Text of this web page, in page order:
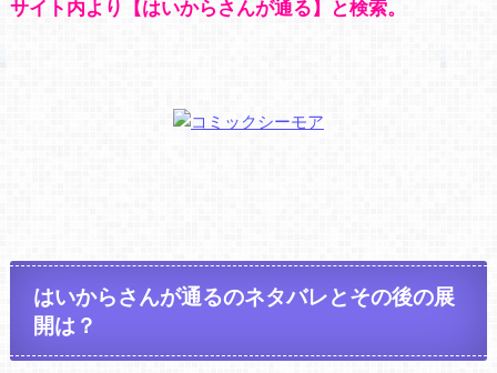
サイト内より【はいからさんが通る】と検索。
はいからさんが通るのネタバレとその後の展
開は？